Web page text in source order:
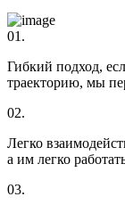
01.
Гибкий подход,
траекторию, мы
02.
Легко
а им легко
03.